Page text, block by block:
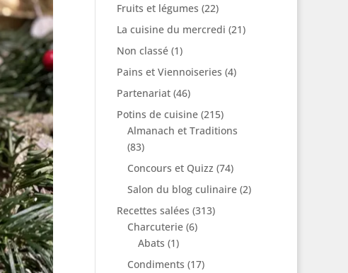
Fruits et légumes (22)
La cuisine du mercredi (21)
Non classé(1)
Pains et Viennoiseries (4)
Partenariat(46)
Potins de cuisine(215)
Almanach et Traditions
(83)
Concours et Quizz (74)
Salon du blog culinaire(2)
Recettes salées (313)
Charcuterie(6)
Abats (1)
Condiments (17)